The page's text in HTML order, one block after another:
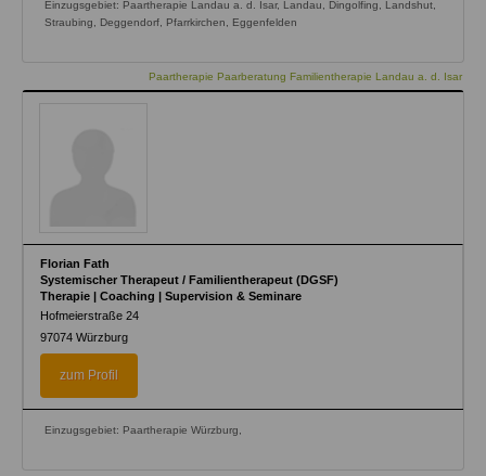
Einzugsgebiet: Paartherapie Landau a. d. Isar, Landau, Dingolfing, Landshut,
Straubing, Deggendorf, Pfarrkirchen, Eggenfelden
Paartherapie Paarberatung Familientherapie Landau a. d. Isar
Florian Fath
Systemischer Therapeut / Familientherapeut (DGSF)
Therapie | Coaching | Supervision & Seminare
Hofmeierstraße 24
97074 Würzburg
zum Profil
Einzugsgebiet: Paartherapie Würzburg,